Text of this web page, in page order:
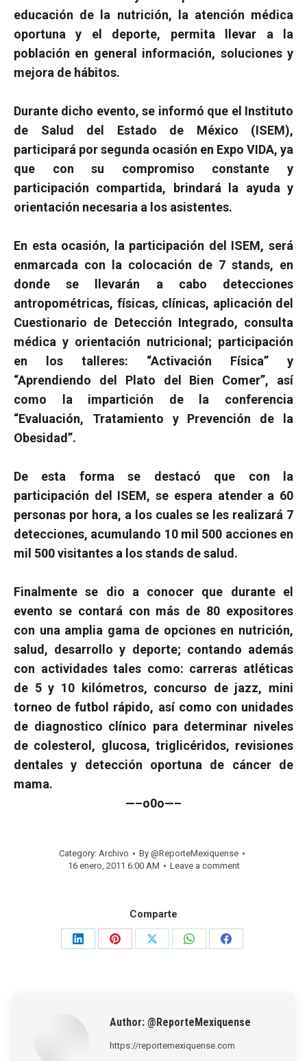
educación de la nutrición, la atención médica
oportuna y el deporte, permita llevar a la
población en general información, soluciones y
mejora de hábitos.
Durante dicho evento, se informó que el Instituto
de Salud del Estado de México (ISEM),
participará por segunda ocasión en Expo VIDA, ya
que con su compromiso constante y
participación compartida, brindará la ayuda y
orientación necesaria a los asistentes.
En esta ocasión, la participación del ISEM, será
enmarcada con la colocación de 7 stands, en
donde se llevarán a cabo detecciones
antropométricas, físicas, clínicas, aplicación del
Cuestionario de Detección Integrado, consulta
médica y orientación nutricional; participación
en los talleres: “Activación Física” y
“Aprendiendo del Plato del Bien Comer”, así
como la impartición de la conferencia
“Evaluación, Tratamiento y Prevención de la
Obesidad”.
De esta forma se destacó que con la
participación del ISEM, se espera atender a 60
personas por hora, a los cuales se les realizará 7
detecciones, acumulando 10 mil 500 acciones en
mil 500 visitantes a los stands de salud.
Finalmente se dio a conocer que durante el
evento se contará con más de 80 expositores
con una amplia gama de opciones en nutrición,
salud, desarrollo y deporte; contando además
con actividades tales como: carreras atléticas
de 5 y 10 kilómetros, concurso de jazz, mini
torneo de futbol rápido, así como con unidades
de diagnostico clínico para determinar niveles
de colesterol, glucosa, triglicéridos, revisiones
dentales y detección oportuna de cáncer de
mama.
—–o0o—–
Category: Archivo By @ReporteMexiquense
16 enero, 2011 6:00 AM
Leave a comment
Comparte
Share
Share
Share
Share
Share
Author: @ReporteMexiquense
https://reportemexiquense.com